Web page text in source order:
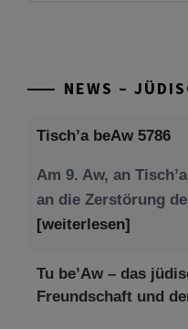
NEWS –
Tisch’a beAw 5786
Am 9. Aw, an
an die Zerstörung
[weiterlesen]
Tu be’Aw – das
Freundschaft und